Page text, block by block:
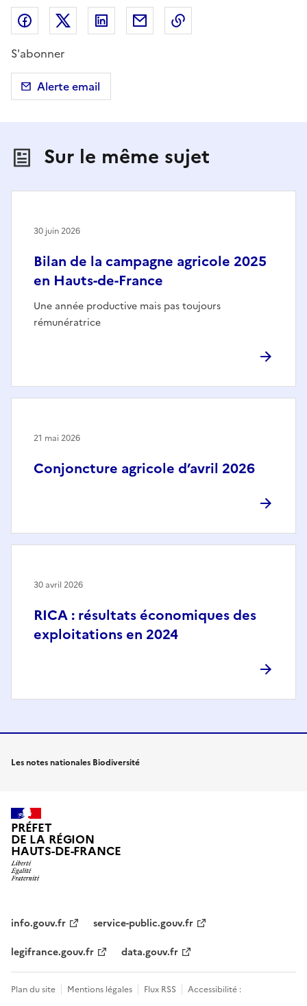
Partager sur Facebook
Partager sur X (anciennement Twitter)
Partager sur LinkedIn
Partager par email
S'abonner
Alerte email
Sur le même sujet
Bilan de la campagne agricole 2025
en Hauts-de-France
Une année productive mais pas toujours
rémunératrice
30 juin 2026
Conjoncture agricole d’avril 2026
21 mai 2026
RICA : résultats économiques des
exploitations en 2024
30 avril 2026
Les notes nationales Biodiversité
PRÉFET
DE LA RÉGION
HAUTS-DE-FRANCE
info.gouv.fr
service-public.gouv.fr
legifrance.gouv.fr
data.gouv.fr
Plan du site Mentions légales Flux RSS Accessibilité :